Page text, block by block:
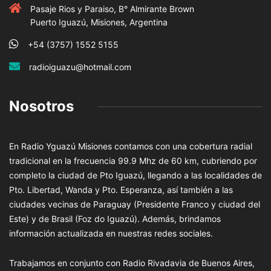
Pasaje Rios y Paraiso, B° Almirante Brown
Puerto Iguazú, Misiones, Argentina
+54 (3757) 1552 5155
radioiguazu@hotmail.com
Nosotros
En Radio Yguazú Misiones contamos con una cobertura radial
tradicional en la frecuencia 99.9 Mhz de 60 km, cubriendo por
completo la ciudad de Pto Iguazú, llegando a las localidades de
Pto. Libertad, Wanda y Pto. Esperanza, así también a las
ciudades vecinas de Paraguay (Presidente Franco y ciudad del
Este) y de Brasil (Foz do Iguazú). Además, brindamos
información actualizada en nuestras redes sociales.
Trabajamos en conjunto con Radio Rivadavia de Buenos Aires,